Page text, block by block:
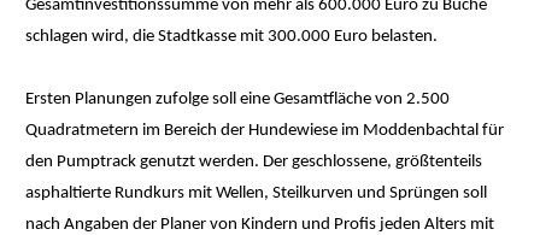
Gesamtinvestitionssumme von mehr als 600.000 Euro zu Buche
schlagen wird, die Stadtkasse mit 300.000 Euro belasten.
Ersten Planungen zufolge soll eine Gesamtfläche von 2.500
Quadratmetern im Bereich der Hundewiese im Moddenbachtal für
den Pumptrack genutzt werden. Der geschlossene, größtenteils
asphaltierte Rundkurs mit Wellen, Steilkurven und Sprüngen soll
nach Angaben der Planer von Kindern und Profis jeden Alters mit